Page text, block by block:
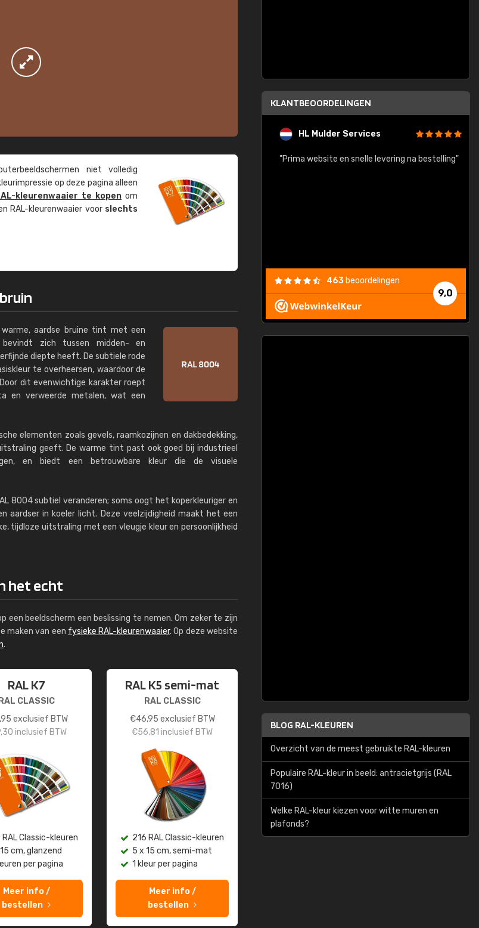
niet volledig
op deze pagina alleen
kleuren­waaier te kopen om
RAL-kleuren­waaier voor slechts
warme, aardse bruine tint met een
bevindt zich tussen midden- en
diepte heeft. De subtiele rode
te overheersen, waardoor de
dit evenwichtige karakter roept
en verweerde metalen, wat een
elementen zoals gevels, raamkozijnen en dakbedekking,
geeft. De warme tint past ook goed bij industrieel
en biedt een betrouwbare kleur die de visuele
8004 subtiel veranderen; soms oogt het koperkleuriger en
aardser in koeler licht. Deze veelzijdigheid maakt het een
tijdloze uitstraling met een vleugje kleur en persoonlijkheid
het echt
een beeldscherm een beslissing te nemen. Om zeker te zijn
maken van een fysieke RAL-kleurenwaaier. Op deze website
.
RAL K7
RAL CLASSIC
exclusief BTW
inclusief BTW
RAL Classic-kleuren
cm, glanzend
per pagina
Meer info /
bestellen
RAL K5 semi-mat
RAL CLASSIC
€46,95 exclusief BTW
€56,81 inclusief BTW
216 RAL Classic-kleuren
5 x 15 cm, semi-mat
1 kleur per pagina
Meer info /
bestellen
KLANTBEOORDELINGEN
HL Mulder Services
"Prima website en snelle levering na bestelling"
9,0
463 beoordelingen
BLOG RAL-KLEUREN
Overzicht van de meest gebruikte RAL-kleuren
Populaire RAL-kleur in beeld: antracietgrijs (RAL
7016)
Welke RAL-kleur kiezen voor witte muren en
plafonds?